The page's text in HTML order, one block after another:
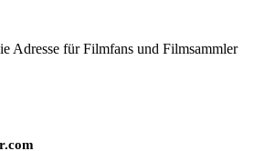
Adresse für Filmfans und Filmsammler